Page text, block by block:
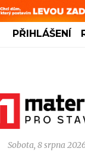
PŘIHLÁŠENÍ
Sobota, 8 srpna